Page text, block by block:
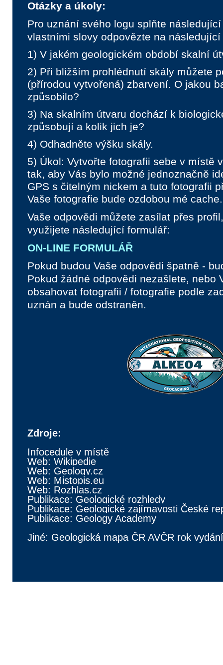
Otázky a úkoly:
Pro uznání svého logu splňte
vlastními slovy odpovězte na následující
1) V jakém geologickém období skalní
2) Při bližším prohlédnutí skály můžete
(přírodou vytvořená) zbarvení. O jakou
způsobilo?
3) Na skalním útvaru dochází k
způsobují a kolik jich je?
4) Odhadněte výšku skály.
5) Úkol: Vytvořte fotografii sebe v místě
tak, aby Vás bylo možné jednoznačně
GPS s čitelným nickem a tuto fotografii
Vaše fotografie bude ozdobou mé cache.
Vaše odpovědi můžete zasílat přes
využijete následující formulář:
ON-LINE FORMULÁŘ
Pokud budou Vaše odpovědi špatně -
Pokud žádné odpovědi nezašlete, nebo
obsahovat fotografii / fotografie podle
uznán a bude odstraněn.
Zdroje:
Infocedule v místě
Web: Wikipedie
Web: Geology.cz
Web: Mistopis.eu
Web: Rozhlas.cz
Publikace: Geologické rozhledy
Publikace: Geologické zajímavosti České
Publikace: Geology Academy
Jiné: Geologická mapa ČR AVČR rok